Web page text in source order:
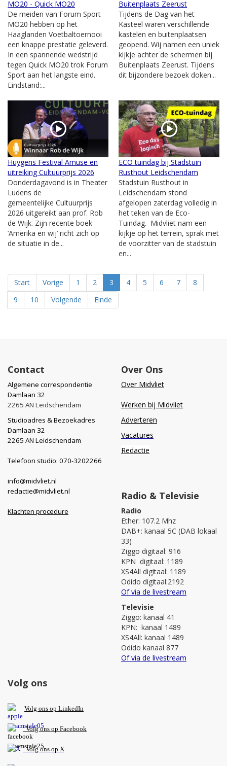
MO20 - Quick MO20
De meiden van Forum Sport
MO20 hebben op het
Haaglanden Voetbaltoernooi
een knappe prestatie geleverd.
In een spannende wedstrijd
tegen Quick MO20 trok Forum
Sport aan het langste eind.
Eindstand:...
Buitenplaats Zeerust
Tijdens de Dag van het
Kasteel waren verschillende
kastelen en buitenplaatsen
geopend. Wij namen een uniek
kijkje achter de schermen bij
Buitenplaats Zeerust. Tijdens
dit bijzondere bezoek doken...
Huygens Festival Amuse en
uitreiking Cultuurprijs 2026
Donderdagavond is in Theater
Ludens de
gemeentelijke Cultuurprijs
2026 uitgereikt aan prof. Rob
de Wijk. Zijn recente boek
’Amerika en wij’ richt zich op
de situatie in de...
ECO tuindag bij Stadstuin
Rusthout Leidschendam
Stadstuin Rusthout in
Leidschendam stond
afgelopen zaterdag volledig in
het teken van de Eco-
Tuindag. Midvliet nam een
kijkje op het terrein, sprak met
de voorzitter van de stadstuin
en...
Start Vorige 1 2 3 4 5 6 7
8
9
10 Volgende Einde
Contact
Algemene correspondentie
Damlaan 32
2265 AN Leidschendam
Studioadres & Bezoekadres
Damlaan 32
2265 AN Leidschendam
Telefoon studio: 070-3202266
info@midvliet.nl
redactie@midvliet.nl
Klachten procedure
Over Ons
Over Midvliet
Werken bij Midvliet
Adverteren
Vacatures
Redactie
Radio & Televisie
Radio
Ether: 107.2 Mhz
DAB+: kanaal 5C (DAB lokaal
33)
Ziggo digitaal: 916
KPN digitaal: 1189
XS4All digitaal: 1189
Odido digitaal:2192
Of via de livestream
Televisie
Ziggo: kanaal 41
KPN: kanaal 1489
XS4All: kanaal 1489
Odido kanaal 877
Of via de livestream
Volg ons
Volg ons op LinkedIn
Volg ons op Facebook
Volg ons op X